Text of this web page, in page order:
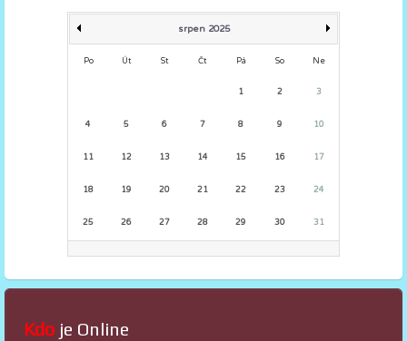
srpen 2025
Po Út St Čt Pá So Ne
1 2 3
4 5 6 7 8 9 10
11 12 13 14 15 16 17
18 19 20 21 22 23 24
25 26 27 28 29 30 31
Kdo je Online